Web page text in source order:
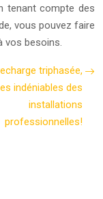
tenant compte des
vous pouvez faire
vos besoins.
triphasée,
indéniables des
installations
professionnelles!